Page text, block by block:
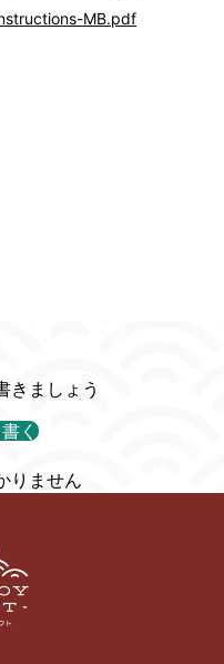
MB.pdf
きましょう
く
りません